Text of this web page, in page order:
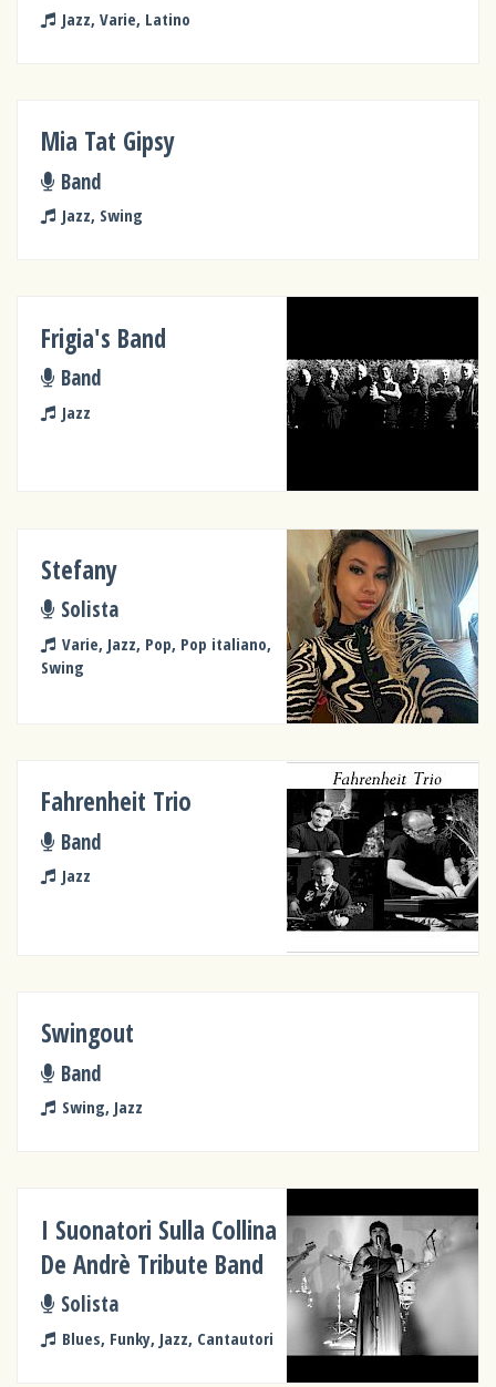
Jazz, Varie, Latino
Mia Tat Gipsy
Band
Jazz, Swing
Frigia's Band
Band
Jazz
Stefany
Solista
Varie, Jazz, Pop, Pop italiano,
Swing
Fahrenheit Trio
Band
Jazz
Swingout
Band
Swing, Jazz
I Suonatori Sulla Collina
De Andrè Tribute Band
Solista
Blues, Funky, Jazz, Cantautori